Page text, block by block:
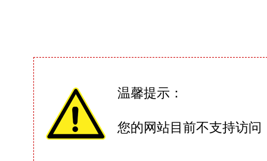
温馨提示：
您的网站目前不支持访